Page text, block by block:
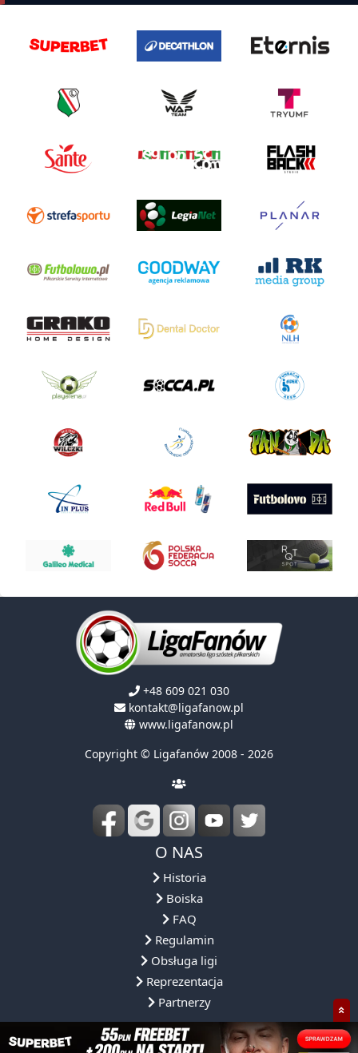
+48 609 021 030
kontakt@ligafanow.pl
www.ligafanow.pl
Copyright © Ligafanów 2008 - 2026
O NAS
Historia
Boiska
FAQ
Regulamin
Obsługa ligi
Reprezentacja
Partnerzy